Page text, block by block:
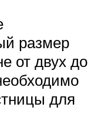
размер
от двух до
для